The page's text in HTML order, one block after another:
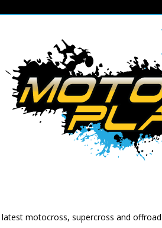
latest motocross, supercross and